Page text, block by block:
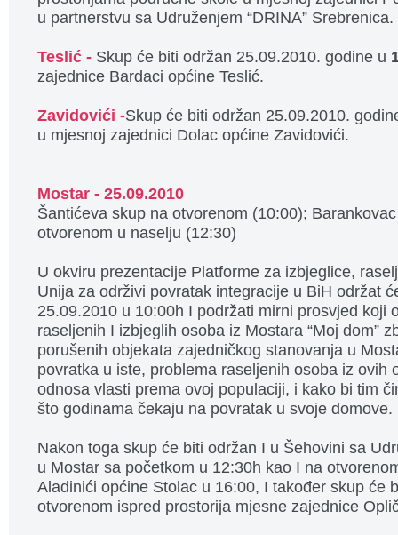
u partnerstvu sa Udruženjem “DRINA” Srebrenica.
Teslić - Skup će biti održan 25.09.2010. godine u
zajednice Bardaci općine Teslić.
Zavidovići -Skup će biti održan 25.09.2010.
u mjesnoj zajednici Dolac općine Zavidovići.
Mostar - 25.09.2010
Šantićeva skup na otvorenom (10:00);
otvorenom u naselju (12:30)
U okviru prezentacije Platforme za izbjeglice,
Unija za održivi povratak integracije u BiH održat
25.09.2010 u 10:00h I podržati mirni prosvjed koji
raseljenih I izbjeglih osoba iz Mostara “Moj dom”
porušenih objekata zajedničkog stanovanja u
povratka u iste, problema raseljenih osoba iz ovih
odnosa vlasti prema ovoj populaciji, i kako bi tim
što godinama čekaju na povratak u svoje domove.
Nakon toga skup će biti održan I u Šehovini sa
u Mostar sa početkom u 12:30h kao I na
Aladinići općine Stolac u 16:00, I također skup će
otvorenom ispred prostorija mjesne zajednice